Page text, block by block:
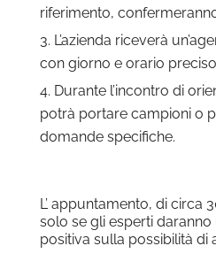
riferimento,
L’azienda riceverà
con giorno e orario
Durante l’incontro di
potrà portare campioni o
domande specifiche.
L’ appuntamento, di circa
solo se gli esperti
positiva sulla possibilità di